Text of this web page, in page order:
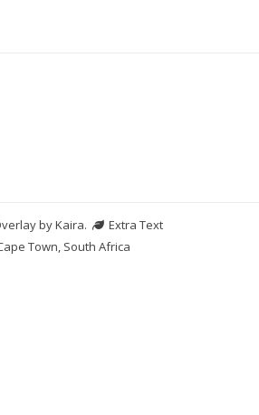
byKaira.
Extra Text
Town, South Africa